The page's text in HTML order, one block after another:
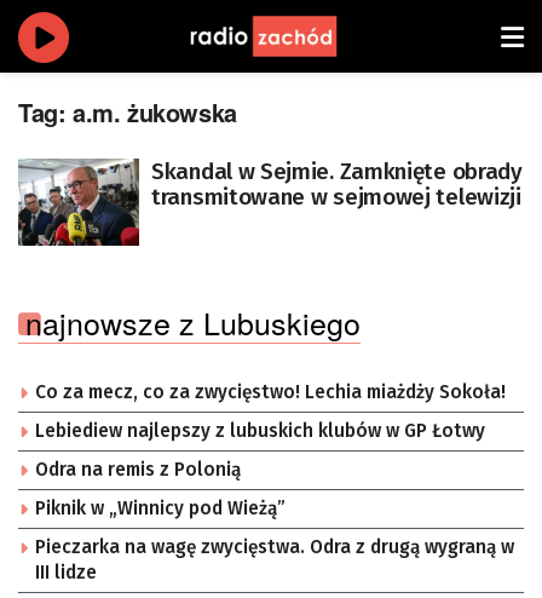
Tag: a.m. żukowska
Skandal w Sejmie. Zamknięte obrady
transmitowane w sejmowej telewizji
najnowsze z Lubuskiego
Co za mecz, co za zwycięstwo! Lechia miażdży Sokoła!
Lebiediew najlepszy z lubuskich klubów w GP Łotwy
Odra na remis z Polonią
Piknik w „Winnicy pod Wieżą”
Pieczarka na wagę zwycięstwa. Odra z drugą wygraną w
III lidze